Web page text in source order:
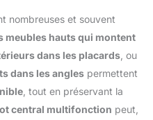
nombreuses et souvent
meubles hauts qui montent
dans les placards , ou
dans les angles permettent
, tout en préservant la
central multifonction peut,